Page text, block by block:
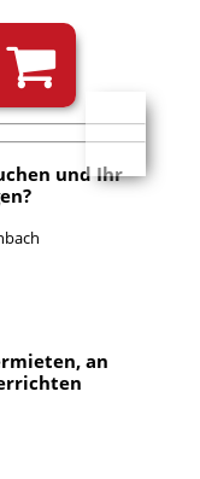
und Ihr
, an